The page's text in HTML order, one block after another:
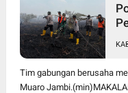
Tim gabungan berusaha
Muaro